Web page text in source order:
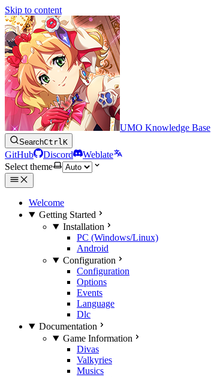
Skip to content
UMO Knowledge Base
SearchCtrlK
GitHub Discord
Weblate
Select theme
Welcome
Getting Started
Installation
PC (Windows/Linux)
Android
Configuration
Configuration
Options
Events
Language
Dlc
Documentation
Game Information
Divas
Valkyries
Musics